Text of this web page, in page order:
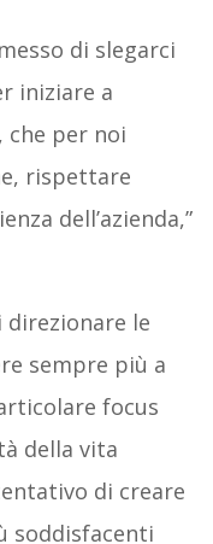
di slegarci
iniziare a
che per noi
rispettare
dell’azienda,”
le
sempre più a
focus
della vita
di creare
soddisfacenti